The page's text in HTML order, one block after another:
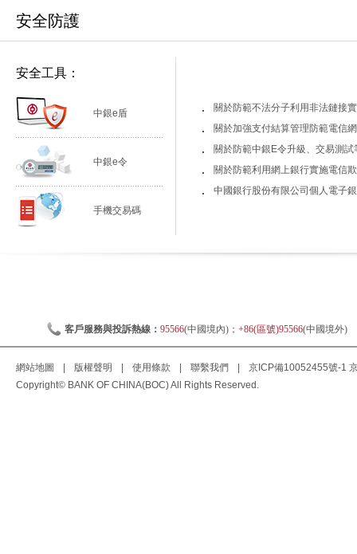
安全防護
安全工具：
中銀e盾
中銀e令
手機交易碼
關於防範不法分子利用非法鏈接
關於加強支付結算管理防範電信
關於防範中銀E令升級、交易測
關於防範利用網上銀行實施電信
中國銀行股份有限公司個人電子
客戶服務與投訴熱線： 95566(中國境內)； +86(區號)95566(中國境外)
網站地圖 版權聲明 使用條款 聯繫我們 京ICP備10052455號-1
Copyright© BANK OF CHINA(BOC) All Rights Reserved.